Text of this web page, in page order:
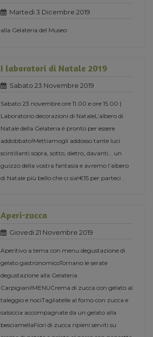
Martedi 3 Dicembre 2019
alla Gelateria del Museo
I laboratori di Natale 2019
Sabato 23 Novembre 2019
Sabato 23 novembre ore 11.00 e ore 15.00 |
Laboratorio decorazioni di NataleL’albero di
Natale della Gelateria è pronto per essere
addobbato!Mettiamogli addosso tante luci
scintillanti sopra, sotto, dietro, davanti… un
guizzo della vostra fantasia e avremo l’albero
di Natale più bello che ci sia!€15 per parteci
Aperi-zucca
Giovedi 21 Novembre 2019
Aperitivo a tema con menu degustazione di
gelato gastronomicoTornano le serate
degustazione alla Gelateria
Carpigiani!MENUCrema di zucca con gelato al
taleggio e nociTagliatelle al forno con zucca e
salsiccia accompagnate da un gelato alla
besciamellaFiori di zucca ripieni serviti su